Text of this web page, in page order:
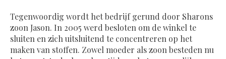
Tegenwoordig wordt het bedrijf gerund door Sharons
zoon Jason. In 2005 werd besloten om de winkel te
sluiten en zich uitsluitend te concentreren op het
maken van stoffen. Zowel moeder als zoon besteden nu